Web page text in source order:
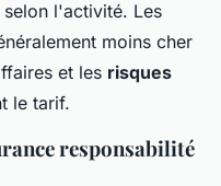
l'activité. Les
moins cher
et les risques
le tarif.
responsabilité